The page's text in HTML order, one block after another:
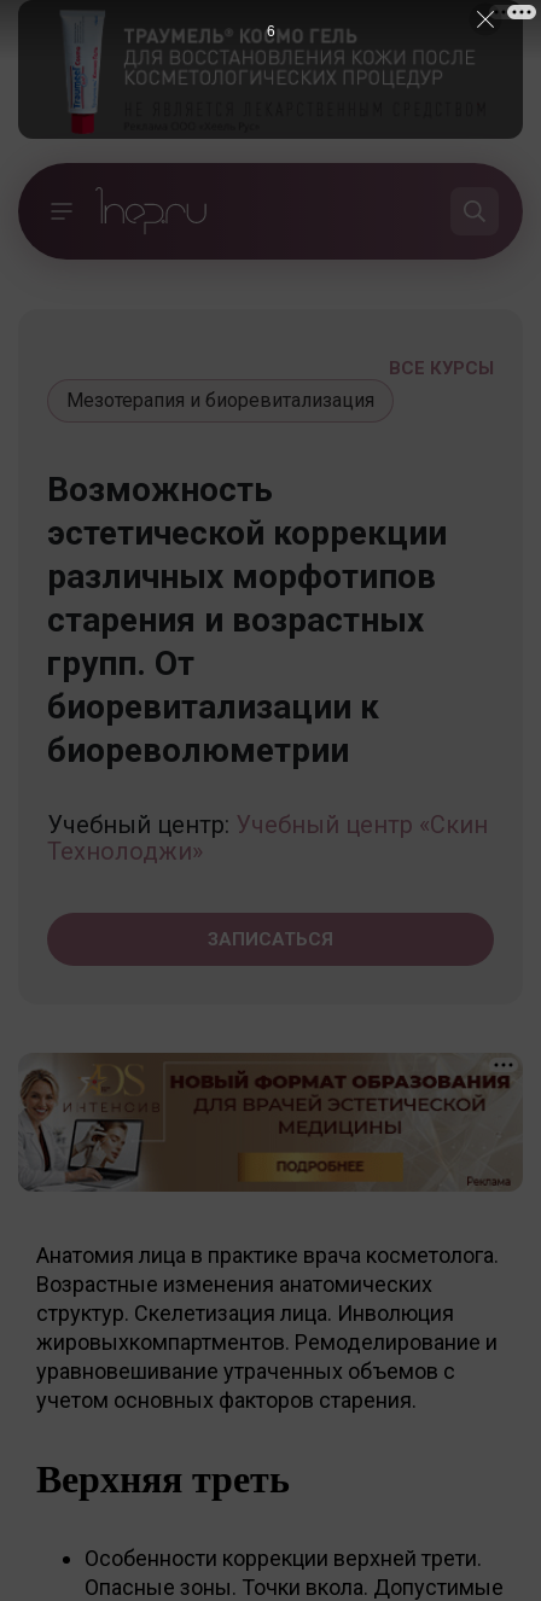
ВСЕ КУРСЫ
Мезотерапия и биоревитализация
Возможность
эстетической коррекции
различных морфотипов
старения и возрастных
групп. От
биоревитализации к
биореволюметрии
Учебный центр: Учебный центр «Скин
Технолоджи»
ЗАПИСАТЬСЯ
Анатомия лица в практике врача косметолога.
Возрастные изменения анатомических
структур. Скелетизация лица. Инволюция
жировыхкомпартментов. Ремоделирование и
уравновешивание утраченных объемов с
учетом основных факторов старения.
Верхняя треть
Особенности коррекции верхней трети.
Опасные зоны. Точки вкола. Допустимые
5